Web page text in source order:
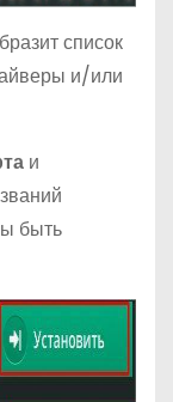
список
и/или
и
быть